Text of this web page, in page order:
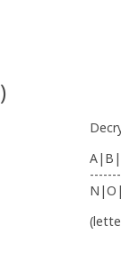
)